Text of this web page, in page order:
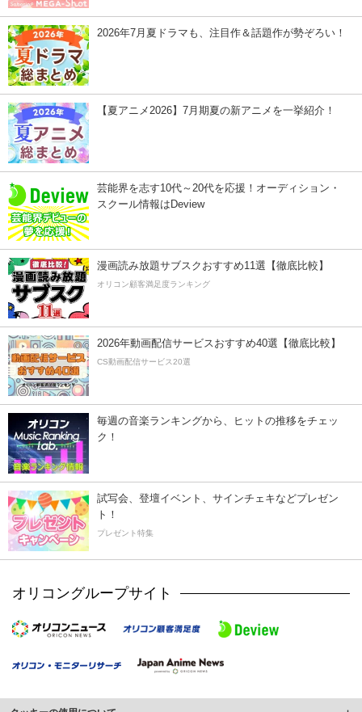
2026年7月夏ドラマも、注目作＆話題作が勢ぞろい！
【夏アニメ2026】7月期夏の新アニメを一挙紹介！
芸能界を志す10代～20代を応援！オーディション・
スクール情報はDeview
漫画読み放題サブスクおすすめ11選【徹底比較】
オリコン顧客満足度ランキング
2026年動画配信サービスおすすめ40選【徹底比較】
CS動画配信サービス20選
毎週の音楽ランキングから、ヒットの推移をチェッ
ク！
試写会、登壇イベント、サインチェキなどプレゼン
ト！
プレゼント特集
オリコングループサイト